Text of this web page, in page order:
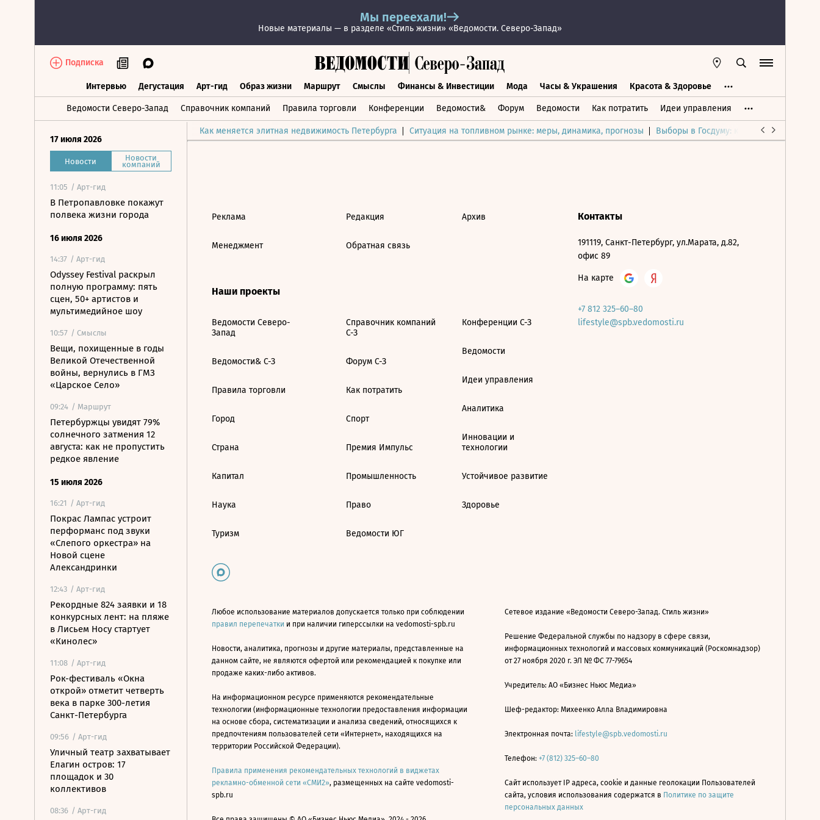
Мы переехали!
Новые материалы — в разделе «Стиль жизни» «Ведомости. Северо-Запад»
Подписка
Интервью Дегустация Арт-гид Образ жизни Маршрут Смыслы Финансы & Инвестиции Мода Часы & Украшения Красота & Здоровье
Ведомости Северо-Запад Справочник компаний Правила торговли Конференции Ведомости& Форум Ведомости Как потратить Идеи управления
Интервью Дегустация Арт-гид Образ жизни Маршрут Смыслы Финансы & Инвестиции Мода Часы & Украшения Дом & Интерьер
Как меняется элитная недвижимость Петербурга Ситуация на топливном рынке: меры, динамика, прогнозы
Выборы в Госдуму: каким был и будет
17 июля 2026
Новости Новости
компаний
11:05 / Арт-гид
В Петропавловке покажут
полвека жизни города
16 июля 2026
14:37 / Арт-гид
Odyssey Festival раскрыл
полную программу: пять
сцен, 50+ артистов и
мультимедийное шоу
10:57 / Смыслы
Вещи, похищенные в годы
Великой Отечественной
войны, вернулись в ГМЗ
«Царское Село»
09:24 / Маршрут
Петербуржцы увидят 79%
солнечного затмения 12
августа: как не пропустить
редкое явление
15 июля 2026
16:21 / Арт-гид
Покрас Лампас устроит
перформанс под звуки
«Слепого оркестра» на
Новой сцене
Александринки
12:43 / Арт-гид
Рекордные 824 заявки и 18
конкурсных лент: на пляже
в Лисьем Носу стартует
«Кинолес»
11:08 / Арт-гид
Рок-фестиваль «Окна
открой» отметит четверть
века в парке 300-летия
Санкт-Петербурга
09:56 / Арт-гид
Уличный театр захватывает
Елагин остров: 17
площадок и 30
коллективов
08:36 / Арт-гид
Реклама
Менеджмент
Редакция
Обратная связь
Архив
Наши проекты
Ведомости Северо-
Запад
Ведомости& С-З
Правила торговли
Город
Страна
Капитал
Наука
Туризм
Справочник компаний
С-З
Форум С-З
Как потратить
Спорт
Премия Импульс
Промышленность
Право
Ведомости ЮГ
Конференции С-З
Ведомости
Идеи управления
Аналитика
Инновации и
технологии
Устойчивое развитие
Здоровье
Контакты
191119, Санкт-Петербург, ул.Марата, д.82,
офис 89
На карте
+7 812 325–60–80
lifestyle@spb.vedomosti.ru
Любое использование материалов допускается только при соблюдении
правил перепечатки и при наличии гиперссылки на vedomosti-spb.ru
Новости, аналитика, прогнозы и другие материалы, представленные на
данном сайте, не являются офертой или рекомендацией к покупке или
продаже каких-либо активов.
На информационном ресурсе применяются рекомендательные
технологии (информационные технологии предоставления информации
на основе сбора, систематизации и анализа сведений, относящихся к
предпочтениям пользователей сети «Интернет», находящихся на
территории Российской Федерации).
Правила применения рекомендательных технологий в виджетах
рекламно-обменной сети «СМИ2», размещенных на сайте vedomosti-
spb.ru
Сетевое издание «Ведомости Северо-Запад. Стиль жизни»
Решение Федеральной службы по надзору в сфере связи,
информационных технологий и массовых коммуникаций (Роскомнадзор)
от 27 ноября 2020 г. ЭЛ № ФС 77-79654
Учредитель: АО «Бизнес Ньюс Медиа»
Шеф-редактор: Михеенко Алла Владимировна
Электронная почта: lifestyle@spb.vedomosti.ru
Телефон: +7 (812) 325–60–80
Сайт использует IP адреса, cookie и данные геолокации Пользователей
сайта, условия использования содержатся в Политике по защите
персональных данных